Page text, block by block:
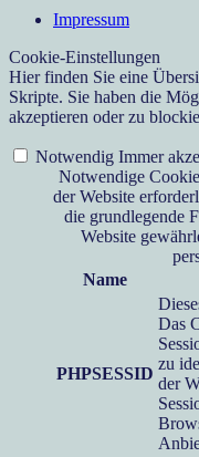
Impressum
Cookie-Einstellungen
Hier finden Sie eine
Skripte. Sie haben die
akzeptieren oder zu
Notwendig Immer
Notwendige
der Website
die grundlegende
Website
Name
PHPSESSID
Das
zu
der